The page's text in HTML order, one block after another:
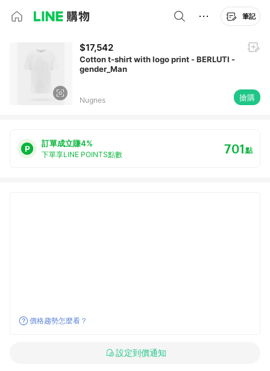
筆記
$17,542
Cotton t-shirt with logo print - BERLUTI -
gender_Man
Nugnes 搶購
訂單成立賺4%
下單享LINE POINTS點數 701點
價格趨勢怎麼看？
設定到價通知